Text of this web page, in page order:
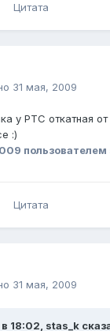
Цитата
31 мая, 2009
у РТС откатная
:)
Цитата
31 мая, 2009
18:02, stas_k